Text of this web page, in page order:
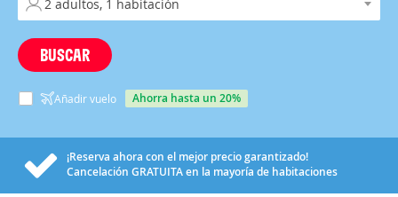
BUSCAR
Añadir vuelo ahorra hasta un 20%
¡Reserva ahora con el mejor precio garantizado!
Cancelación GRATUITAen la mayoría de habitaciones